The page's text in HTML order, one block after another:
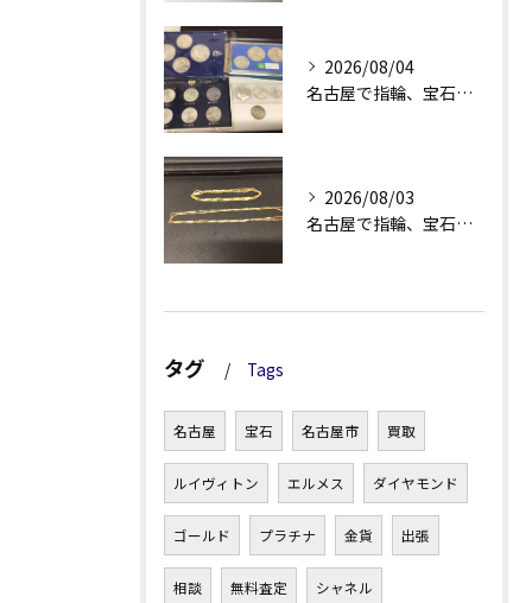
2026/08/04
名古屋で指輪、宝石買取なら当店で！！。
2026/08/03
名古屋で指輪、宝石買取なら当店で！！。
タグ Tags
名古屋 宝石 名古屋市 買取
ルイヴィトン エルメス ダイヤモンド
ゴールド プラチナ 金貨 出張
相談 無料査定 シャネル